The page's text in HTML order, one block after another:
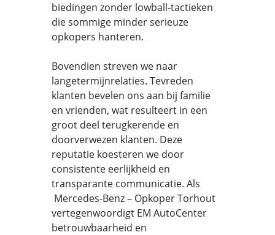
biedingen zonder lowball-tactieken
die sommige minder serieuze
opkopers hanteren.
Bovendien streven we naar
langetermijnrelaties. Tevreden
klanten bevelen ons aan bij familie
en vrienden, wat resulteert in een
groot deel terugkerende en
doorverwezen klanten. Deze
reputatie koesteren we door
consistente eerlijkheid en
transparante communicatie. Als
Mercedes-Benz – Opkoper Torhout
vertegenwoordigt EM AutoCenter
betrouwbaarheid en